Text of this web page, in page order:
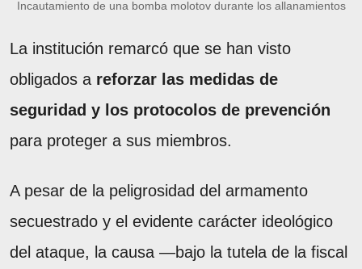
Incautamiento de una bomba molotov durante los allanamientos
La institución remarcó que se han visto
obligados a reforzar las medidas de
seguridad y los protocolos de prevención
para proteger a sus miembros.
A pesar de la peligrosidad del armamento
secuestrado y el evidente carácter ideológico
del ataque, la causa —bajo la tutela de la fiscal